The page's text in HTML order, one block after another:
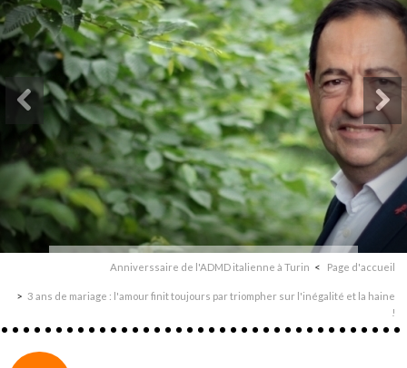
Anniverssaire de l'ADMD italienne à Turin Page d'accueil
3 ans de mariage : l'amour finit toujours par triompher sur l'inégalité et la haine
!